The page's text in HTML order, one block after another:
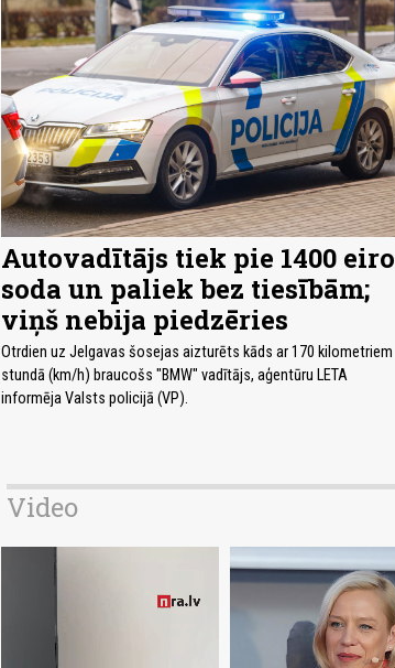
Autovadītājs tiek pie 1400 eiro
soda un paliek bez tiesībām;
viņš nebija piedzēries
Otrdien uz Jelgavas šosejas aizturēts kāds ar 170 kilometriem
stundā (km/h) braucošs "BMW" vadītājs, aģentūru LETA
informēja Valsts policijā (VP).
Video